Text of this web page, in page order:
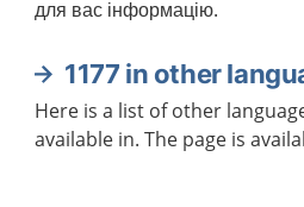
для вас інформацію.
1177 in other
Here is a list of other
available in. The page is